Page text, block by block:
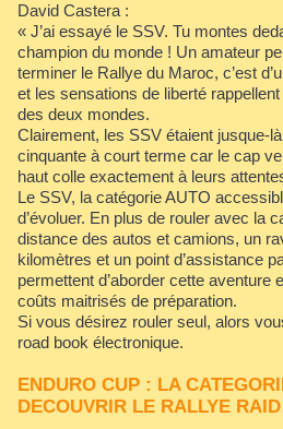
David Castera :
« J’ai essayé le SSV. Tu montes
champion du monde ! Un amateur
terminer le Rallye du Maroc, c’est
et les sensations de liberté
des deux mondes.
Clairement, les SSV étaient jusque-
cinquante à court terme car le cap
haut colle exactement à leurs
Le SSV, la catégorie AUTO
d’évoluer. En plus de rouler avec la
distance des autos et camions, un
kilomètres et un point d’assistance
permettent d’aborder cette aventure
coûts maitrisés de préparation.
Si vous désirez rouler seul, alors
road book électronique.
ENDURO CUP : LA
DECOUVRIR LE RALLYE